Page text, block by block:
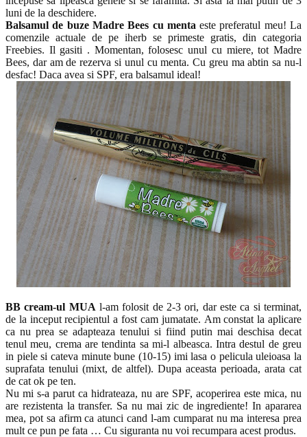
luni de la deschidere.
Balsamul de buze Madre Bees cu menta este preferatul meu! La
comenzile actuale de pe iherb se primeste gratis, din categoria
Freebies. Il gasiti . Momentan, folosesc unul cu miere, tot Madre
Bees, dar am de rezerva si unul cu menta. Cu greu ma abtin sa nu-l
desfac! Daca avea si SPF, era balsamul ideal!
BB cream-ul MUA l-am folosit de 2-3 ori, dar este ca si terminat,
de la inceput recipientul a fost cam jumatate. Am constat la aplicare
ca nu prea se adapteaza tenului si fiind putin mai deschisa decat
tenul meu, crema are tendinta sa mi-l albeasca. Intra destul de greu
in piele si cateva minute bune (10-15) imi lasa o pelicula uleioasa la
suprafata tenului (mixt, de altfel). Dupa aceasta perioada, arata cat
de cat ok pe ten.
Nu mi s-a parut ca hidrateaza, nu are SPF, acoperirea este mica, nu
are rezistenta la transfer. Sa nu mai zic de ingrediente! In apararea
mea, pot sa afirm ca atunci cand l-am cumparat nu ma interesa prea
mult ce pun pe fata … Cu siguranta nu voi recumpara acest produs.